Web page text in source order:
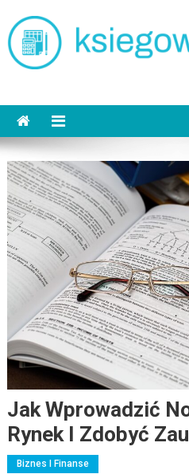
content
Jak Wprowadzić
Rynek I Zdobyć
Biznes I Finanse